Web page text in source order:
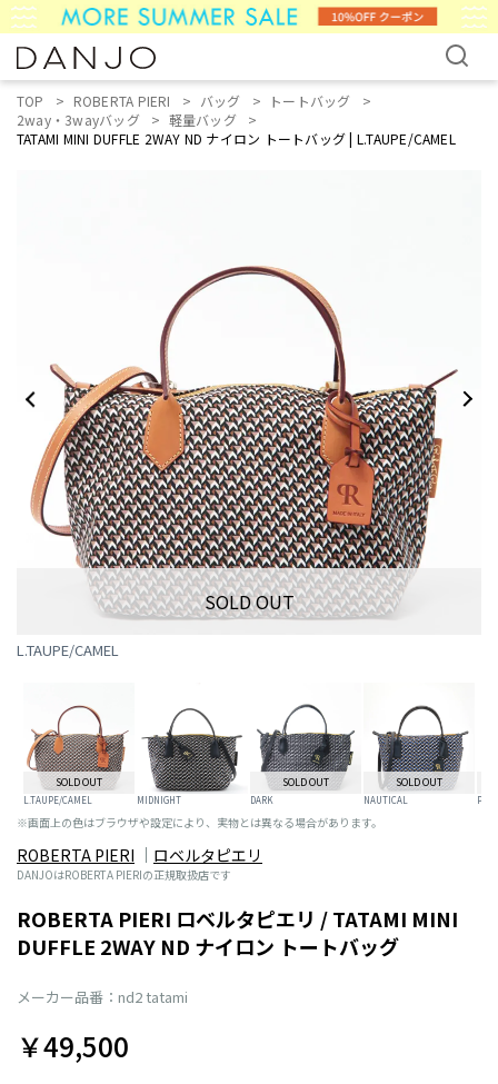
TOP ROBERTA PIERI バッグ
トートバッグ
2way・3wayバッグ
軽量バッグ
TATAMI MINI DUFFLE 2WAY ND ナイロン トートバッグ | L.TAUPE/CAMEL
SOLD OUT
L.TAUPE/CAMEL
SOLD OUT
L.TAUPE/CAMEL MIDNIGHT
SOLD OUT
DARK
SOLD OUT
NAUTICAL
※画面上の色はブラウザや設定により、実物とは異なる場合があります。
ROBERTA PIERI ロベルタピエリ
DANJOはROBERTA PIERIの正規取扱店です
ROBERTA PIERI ロベルタピエリ / TATAMI MINI
DUFFLE 2WAY ND ナイロン トートバッグ
メーカー品番：nd2 tatami
￥49,500